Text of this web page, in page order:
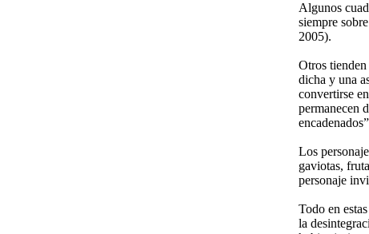
Algunos
siempre
2005).
Otros tienden
dicha y una
convertirse
permanecen
Los
gaviotas,
personaje
Todo en
la